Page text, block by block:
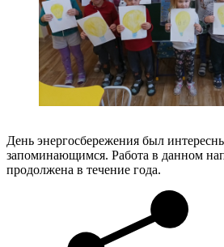
День энергосбережения был
запоминающимся. Работа в данном
продолжена в течение года.